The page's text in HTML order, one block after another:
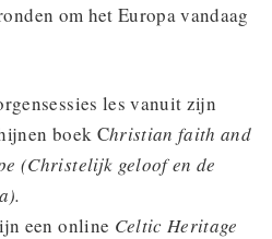
om het Europa vandaag
les vanuit zijn
boek Christian faith and
(Christelijk geloof en de
een online Celtic Heritage